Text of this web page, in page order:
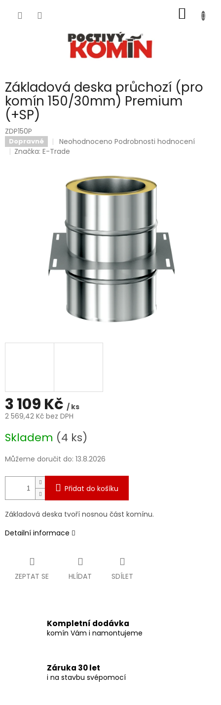
KOŠÍK
Základová deska průchozí (pro
komín 150/30mm) Premium
(+SP)
ZDP150P
Dopravné
Průměrné
hodnocení
Neohodnoceno Podrobnosti hodnocení
Značka:E-Trade
3 109 Kč / ks
2 569,42 Kč bez DPH
cena:
Skladem (4 ks)
Můžeme doručit do: 13.8.2026
Přidat do košíku
Základová deska tvoří nosnou část komínu.
Detailní informace
ZEPTAT SE HLÍDAT SDÍLET
Kompletní dodávka
komín Vám i namontujeme
Záruka 30 let
i na stavbu svépomocí